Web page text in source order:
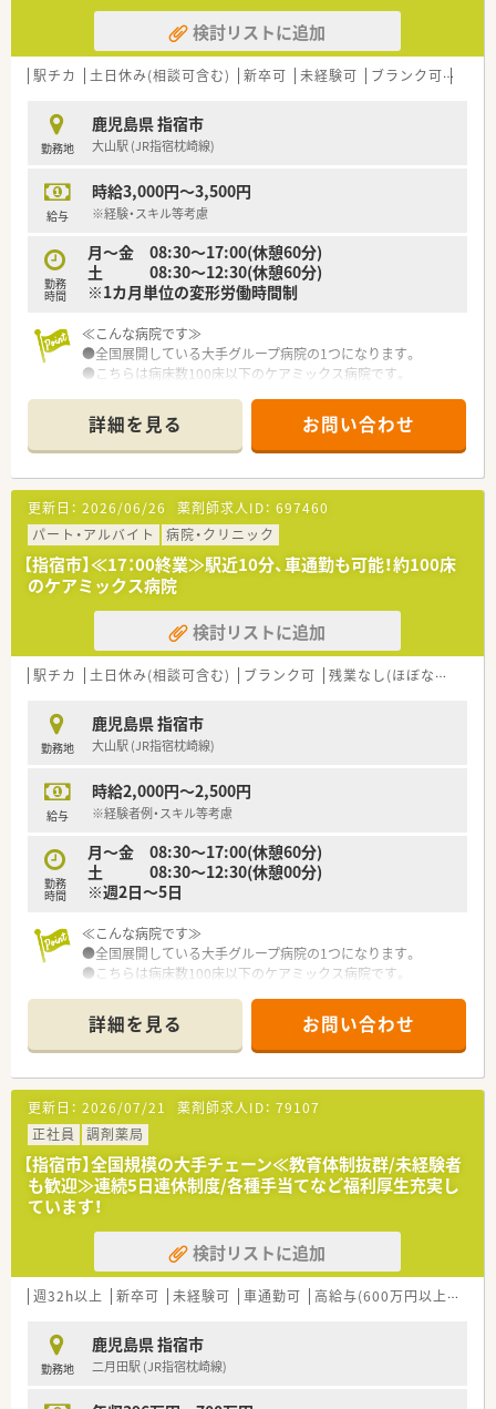
検討リストに追加
駅チカ 土日休み(相談可含む) 新卒可 未経験可 ブランク可
勤務地
鹿児島県 指宿市
大山駅 (JR指宿枕崎線)
給与
時給3,000円～3,500円
※経験・スキル等考慮
勤務
時間
月～金 08:30～17:00(休憩60分)
土 08:30～12:30(休憩60分)
※1カ月単位の変形労働時間制
≪こんな病院です≫
●全国展開している大手グループ病院の1つになります。
●こちらは病床数100床以下のケアミックス病院です。
協力しながら業務を行っております。
詳細を見る お問い合わせ
更新日： 2026/06/26 薬剤師求人ID： 697460
パート・アルバイト
病院・クリニック
【指宿市】≪17：00終業≫駅近10分、車通勤も可能！約100床
のケアミックス病院
検討リストに追加
駅チカ 土日休み(相談可含む) ブランク可 残業なし(ほぼなし含む)
勤務地
鹿児島県 指宿市
大山駅 (JR指宿枕崎線)
給与
時給2,000円～2,500円
※経験者例・スキル等考慮
勤務
時間
月～金 08:30～17:00(休憩60分)
土 08:30～12:30(休憩00分)
※週2日～5日
≪こんな病院です≫
●全国展開している大手グループ病院の1つになります。
●こちらは病床数100床以下のケアミックス病院です。
協力しながら業務を行っております。
●各種手当や研修体制など、福利厚生が整っています。
詳細を見る お問い合わせ
更新日： 2026/07/21 薬剤師求人ID： 79107
正社員
調剤薬局
【指宿市】全国規模の大手チェーン≪教育体制抜群/未経験者
も歓迎≫連続5日連休制度/各種手当てなど福利厚生充実し
ています！
検討リストに追加
週32h以上 新卒可 未経験可 車通勤可 高給与(600万円以上)
勤務地
鹿児島県 指宿市
二月田駅 (JR指宿枕崎線)